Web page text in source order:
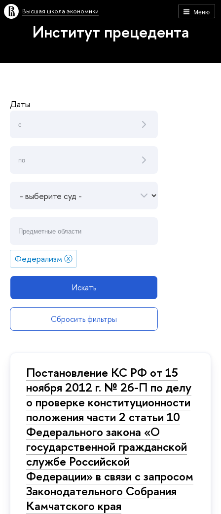
Меню
Высшая школа экономики
Институт прецедента
Даты
Федерализм ⓧ
Искать
Сбросить фильтры
Постановление КС РФ от 15
ноября 2012 г. № 26-П по делу
о проверке конституционности
положения части 2 статьи 10
Федерального закона «О
государственной гражданской
службе Российской
Федерации» в связи с запросом
Законодательного Собрания
Камчатского края